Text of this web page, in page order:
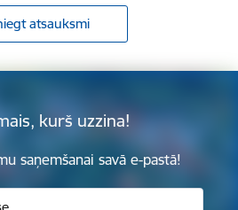
atsauksmi
kurš uzzina!
saņemšanai savā e-pastā!